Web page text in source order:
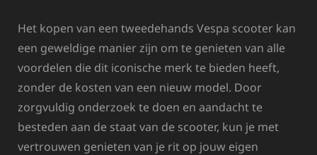
Het kopen van een tweedehands Vespa scooter kan
een geweldige manier zijn om te genieten van alle
voordelen die dit iconische merk te bieden heeft,
zonder de kosten van een nieuw model. Door
zorgvuldig onderzoek te doen en aandacht te
besteden aan de staat van de scooter, kun je met
vertrouwen genieten van je rit op jouw eigen